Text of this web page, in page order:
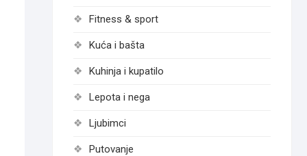
Fitness & sport
Kuća i bašta
Kuhinja i kupatilo
Lepota i nega
Ljubimci
Putovanje